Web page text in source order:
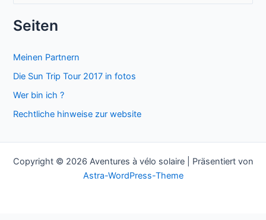
h
c
Seiten
Meinen Partnern
Die Sun Trip Tour 2017 in fotos
Wer bin ich ?
Rechtliche hinweise zur website
Copyright © 2026 Aventures à vélo solaire | Präsentiert von
Astra-WordPress-Theme